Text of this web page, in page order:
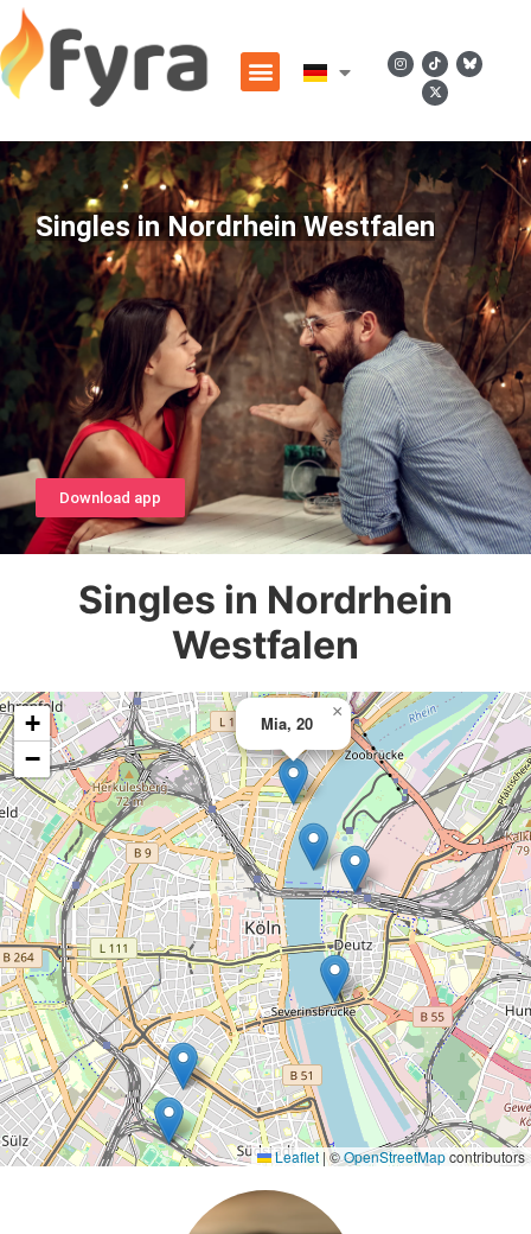
Singles in Nordrhein Westfalen
Download app
Singles in Nordrhein
Westfalen
Mia, 20
×
+
−
Leaflet |©OpenStreetMapcontributors